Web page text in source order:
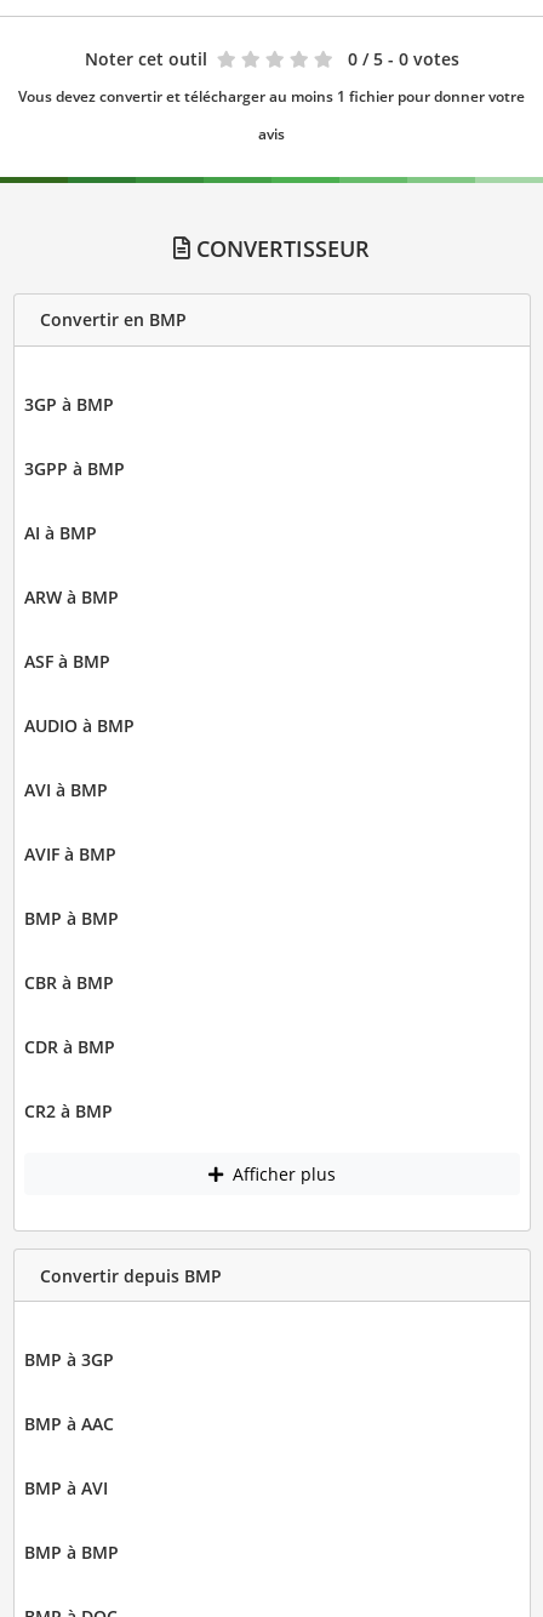
Noter cet outil 0 / 5 - 0 votes
Vous devez convertir et télécharger au moins 1 fichier pour donner votre
avis
CONVERTISSEUR
Convertir en BMP
3GP à BMP
3GPP à BMP
AI à BMP
ARW à BMP
ASF à BMP
AUDIO à BMP
AVI à BMP
AVIF à BMP
BMP à BMP
CBR à BMP
CDR à BMP
CR2 à BMP
Afficher plus
Convertir depuis BMP
BMP à 3GP
BMP à AAC
BMP à AVI
BMP à BMP